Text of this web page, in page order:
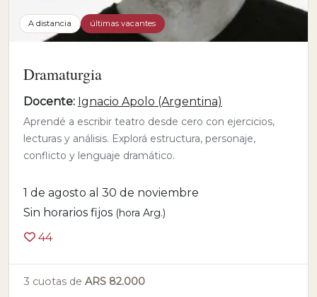
A distancia últimas vacantes
Dramaturgia
Docente: Ignacio Apolo (Argentina)
Aprendé a escribir teatro desde cero con ejercicios,
lecturas y análisis. Explorá estructura, personaje,
conflicto y lenguaje dramático.
1 de agosto al 30 de noviembre
Sin horarios fijos (hora Arg.)
44
3 cuotas de ARS 82.000